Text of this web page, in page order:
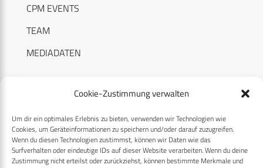
Cookie-Zustimmung verwalten
Um dir ein optimales Erlebnis zu bieten, verwenden wir Technologien wie
Cookies, um Geräteinformationen zu speichern und/oder darauf zuzugreifen.
Wenn du diesen Technologien zustimmst, können wir Daten wie das
Surfverhalten oder eindeutige IDs auf dieser Website verarbeiten. Wenn du deine
Zustimmung nicht erteilst oder zurückziehst, können bestimmte Merkmale und
CPM EVENTS
TEAM
MEDIADATEN
RECHTLICHES
Datenschutzerklärung